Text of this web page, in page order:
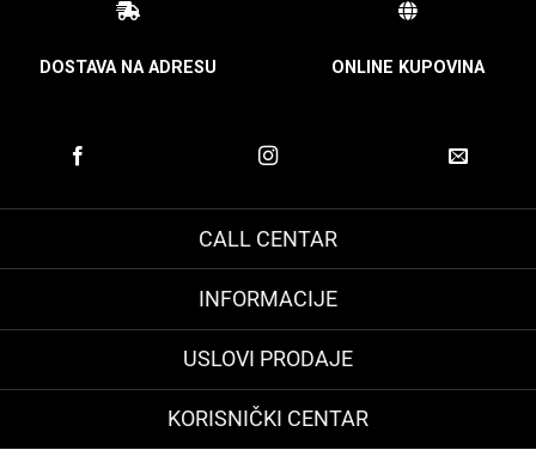
DOSTAVA NA ADRESU ONLINE KUPOVINA
CALL CENTAR
INFORMACIJE
USLOVI PRODAJE
KORISNIČKI CENTAR